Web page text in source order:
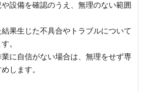
設備を確認のうえ、無理のない範囲
果生じた不具合やトラブルについて
。
に自信がない場合は、無理をせず専
します。